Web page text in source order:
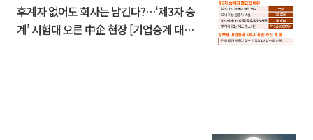
후계자 없어도 회사는 남긴다?…‘제3자 승
계’ 시험대 오른 中企 현장 [기업승계 대전